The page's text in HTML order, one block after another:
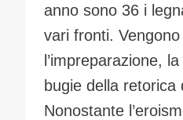
anno sono 36 i
vari fronti.
l’impreparazione,
bugie della retorica
Nonostante